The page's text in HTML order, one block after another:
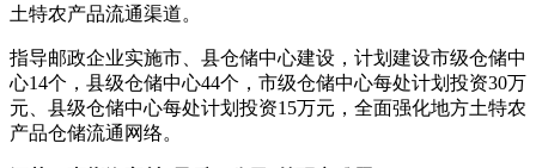
土特农产品流通渠道。
指导邮政企业实施市、县仓储中心建设，计划建设市级仓储中
心14个，县级仓储中心44个，市级仓储中心每处计划投资30万
元、县级仓储中心每处计划投资15万元，全面强化地方土特农
产品仓储流通网络。